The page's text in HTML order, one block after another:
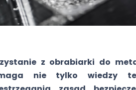
z obrabiarki do
nie tylko wiedzy